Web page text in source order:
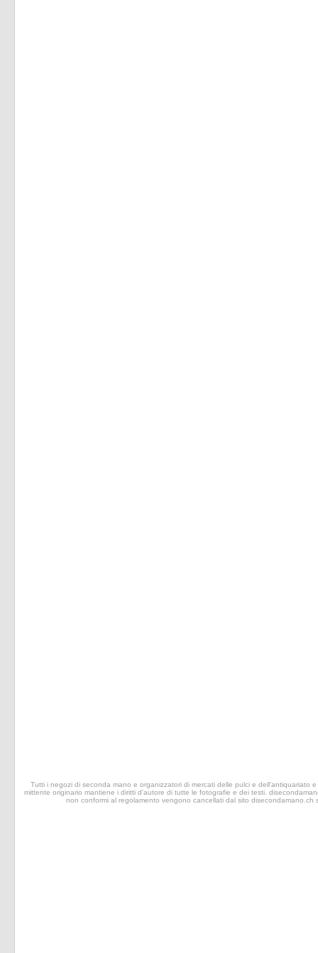
Tutti i negozi di seconda mano e organizzatori di mercati delle pulci e
mittente originario mantiene i diritti d'autore di tutte le fotografie e dei testi.
non conformi al regolamento vengono cancellati dal sito